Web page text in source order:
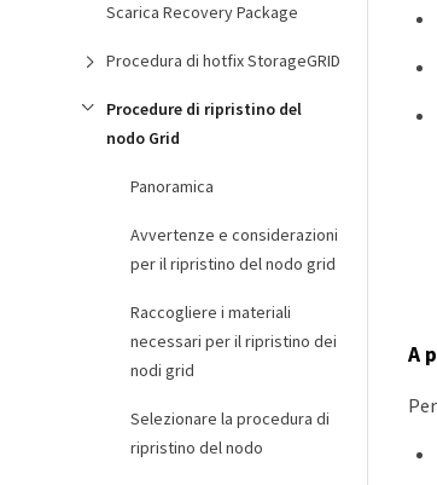
Scarica Recovery Package
Procedura di hotfix StorageGRID
Procedure di ripristino del
nodo Grid
Panoramica
Avvertenze e considerazioni
per il ripristino del nodo grid
Raccogliere i materiali
necessari per il ripristino dei
nodi grid
Selezionare la procedura di
ripristino del nodo
A